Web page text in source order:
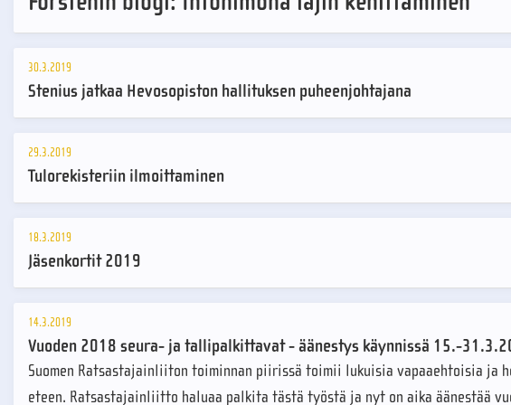
30.3.2019
Stenius jatkaa Hevosopiston hallituksen puheenjohtajana
29.3.2019
Tulorekisteriin ilmoittaminen
18.3.2019
Jäsenkortit 2019
14.3.2019
Vuoden 2018 seura- ja tallipalkittavat - äänestys käynnissä 15.-
Suomen Ratsastajainliiton toiminnan piirissä toimii lukuisia vapaaehtoisia ja
eteen. Ratsastajainliitto haluaa palkita tästä työstä ja nyt on aika äänestää